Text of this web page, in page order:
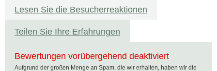
Lesen Sie die Besucherreaktionen
Teilen Sie Ihre Erfahrungen
Bewertungen vorübergehend deaktiviert
Aufgrund der großen Menge an Spam, die wir erhalten, haben wir die